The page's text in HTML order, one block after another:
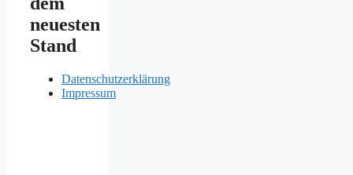
neuesten
Stand
Datenschutzerklärung
Impressum